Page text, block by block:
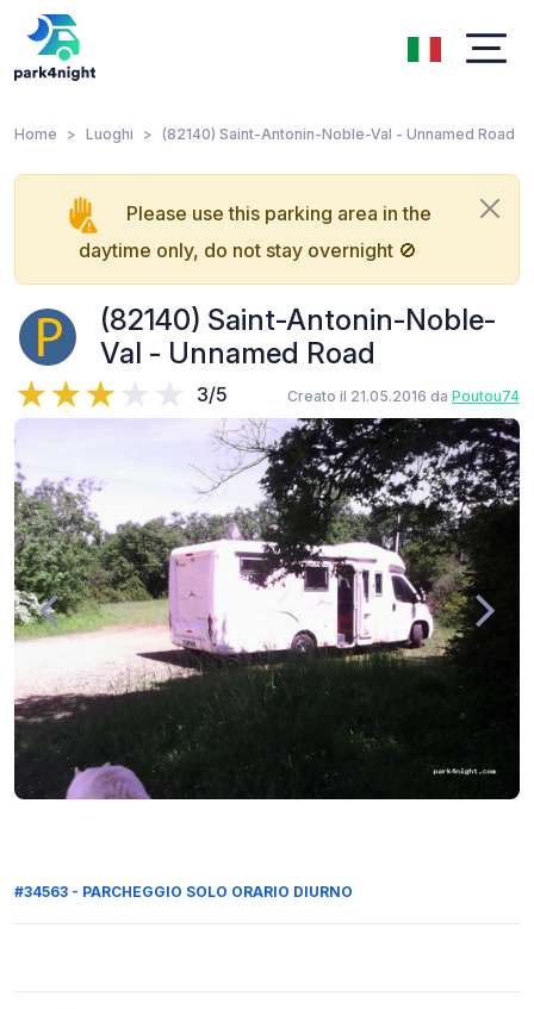
Home Luoghi (82140) Saint-Antonin-Noble-Val - Unnamed Road
Please use this parking area in the
daytime only, do not stay overnight 🚫
(82140) Saint-Antonin-Noble-
Val - Unnamed Road
3/5 Creato il 21.05.2016 da Poutou74
#34563 - PARCHEGGIO SOLO ORARIO DIURNO